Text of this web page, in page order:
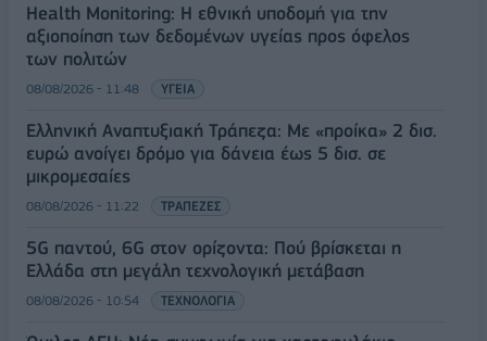
Health Monitoring: Η εθνική υποδομή για την
αξιοποίηση των δεδομένων υγείας προς όφελος
των πολιτών
08/08/2026 - 11:48 ΥΓΕΙΑ
Ελληνική Αναπτυξιακή Τράπεζα: Με «προίκα» 2 δισ.
ευρώ ανοίγει δρόμο για δάνεια έως 5 δισ. σε
μικρομεσαίες
08/08/2026 - 11:22 ΤΡΑΠΕΖΕΣ
5G παντού, 6G στον ορίζοντα: Πού βρίσκεται η
Ελλάδα στη μεγάλη τεχνολογική μετάβαση
08/08/2026 - 10:54 ΤΕΧΝΟΛΟΓΙΑ